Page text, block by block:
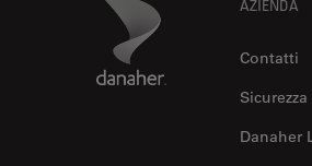
Danaher Logo AZIENDA
Contatti
Danaher